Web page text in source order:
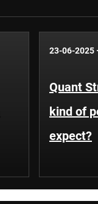
23-06-2025 ·
Quant
kind of
expect?